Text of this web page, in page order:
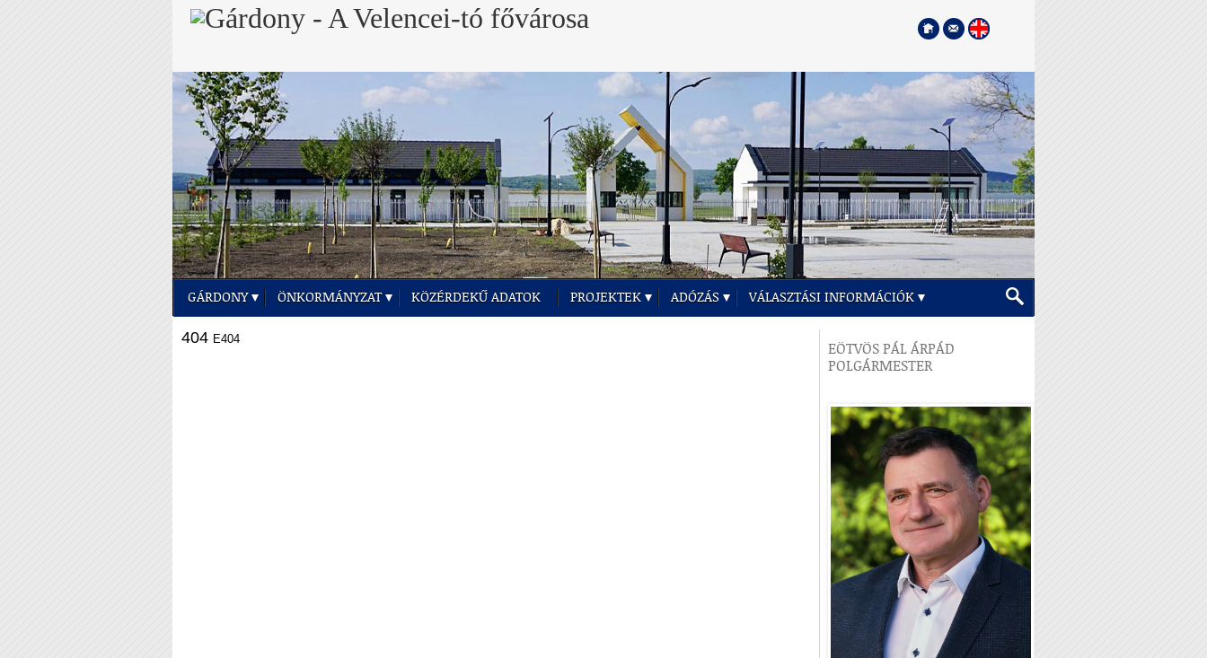
GÁRDONY ÖNKORMÁNYZAT KÖZÉRDEKŰ ADATOK PROJEKTEK ADÓZÁS VÁLASZTÁSI INFORMÁCIÓK
404 E404
EÖTVÖS PÁL ÁRPÁD
POLGÁRMESTER